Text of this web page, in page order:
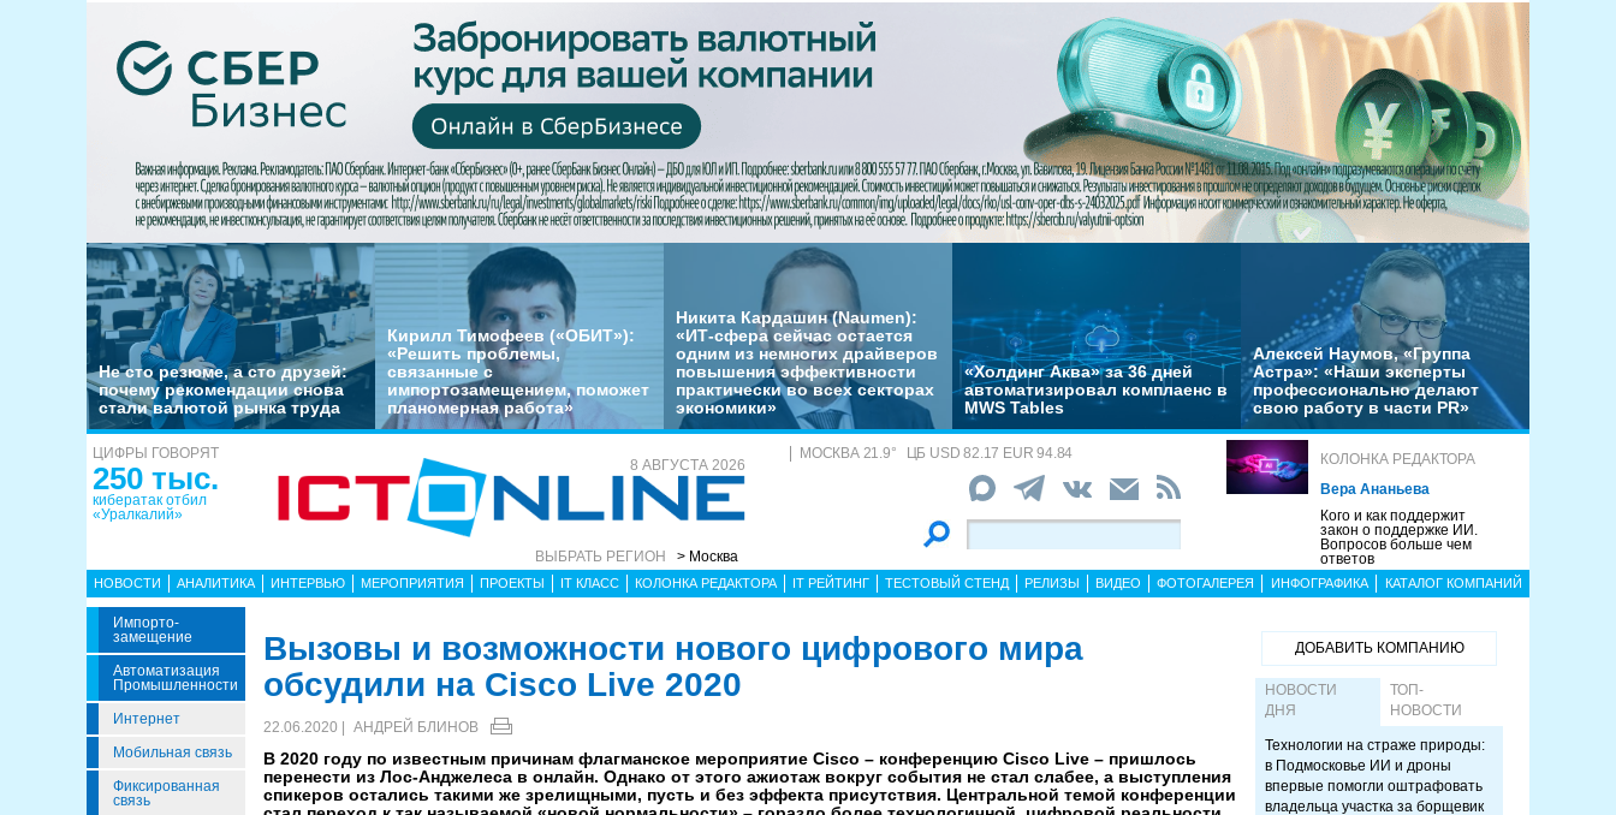
Не сто резюме, а сто друзей:
почему рекомендации снова
стали валютой рынка труда
Кирилл Тимофеев («ОБИТ»):
«Решить проблемы,
связанные с
импортозамещением, поможет
планомерная работа»
Никита Кардашин (Naumen):
«ИТ-сфера сейчас остается
одним из немногих драйверов
повышения эффективности
практически во всех секторах
экономики»
«Холдинг Аква» за 36 дней
автоматизировал комплаенс в
MWS Tables
Алексей Наумов, «Группа
Астра»: «Наши эксперты
профессионально делают
свою работу в части PR»
ЦИФРЫ ГОВОРЯТ
250 тыс.
кибератак отбил
«Уралкалий»
8 АВГУСТА 2026
ВЫБРАТЬ РЕГИОН > Москва
МОСКВА 21.9° ЦБ USD 82.17 EUR 94.84
КОЛОНКА РЕДАКТОРА
Вера Ананьева
Кого и как поддержит
закон о поддержке ИИ.
Вопросов больше чем
ответов
НОВОСТИ АНАЛИТИКА ИНТЕРВЬЮ МЕРОПРИЯТИЯ ПРОЕКТЫ IT КЛАСС КОЛОНКА РЕДАКТОРА IT РЕЙТИНГ ТЕСТОВЫЙ СТЕНД РЕЛИЗЫ ВИДЕО ФОТОГАЛЕРЕЯ ИНФОГРАФИКА КАТАЛОГ КОМПАНИЙ
Импорто­
Замещение
Автоматизация
Промышленности
Интернет
Мобильная связь
Фиксированная
связь
Вызовы и возможности нового цифрового мира
обсудили на Cisco Live 2020
22.06.2020 | АНДРЕЙ БЛИНОВ
В 2020 году по известным причинам флагманское мероприятие Cisco – конференцию Cisco Live – пришлось
перенести из Лос-Анджелеса в онлайн. Однако от этого ажиотаж вокруг события не стал слабее, а выступления
спикеров остались такими же зрелищными, пусть и без эффекта присутствия. Центральной темой конференции
ДОБАВИТЬ КОМПАНИЮ
НОВОСТИ
ДНЯ
ТОП-
НОВОСТИ
Технологии на страже природы:
в Подмосковье ИИ и дроны
впервые помогли оштрафовать
владельца участка за борщевик